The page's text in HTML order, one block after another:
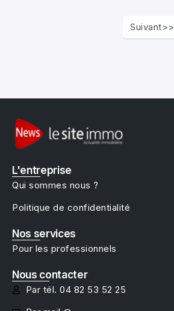
Suivant>>
L'entreprise
Qui sommes nous ?
Politique de confidentialité
Nos services
Pour les professionnels
Nous contacter
Par tél. 04 82 53 52 25